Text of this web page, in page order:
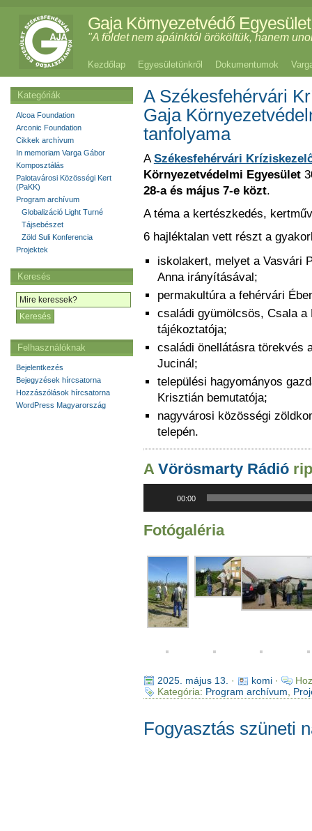
Gaja Környezetvédő Egyesület
"A földet nem apáinktól örököltük, hanem
Kezdőlap Egyesületünkről Dokumentumok
A Székesfehérvári
Gaja
tanfolyama
ASzékesfehérvári
Környezetvédelmi Egyesület
28-a és május 7-e közt.
A téma a kertészkedés,
6 hajléktalan vett részt a
iskolakert, melyet a Vasvári
Anna irányításával;
permakultúra a fehérvári
családi gyümölcsös, Csala
tájékoztatója;
családi önellátásra törekvés
Jucinál;
települési hagyományos
Krisztián bemutatója;
nagyvárosi közösségi
telepén.
A Vörösmarty Rádió
00:00
Fotógaléria
2025. május 13. · komi·
Kategória: Program archívum
Fogyasztás szüneti
Kategóriák
Alcoa Foundation
Arconic Foundation
Cikkek archívum
In memoriam Varga Gábor
Komposztálás
Palotavárosi Közösségi Kert
(PaKK)
Program archívum
Globalizáció Light Turné
Tájsebészet
Zöld Suli Konferencia
Projektek
Keresés
Felhasználóknak
Bejelentkezés
Bejegyzések hírcsatorna
Hozzászólások hírcsatorna
WordPress Magyarország